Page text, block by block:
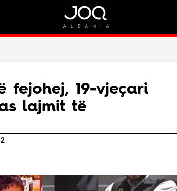
me ne!
Kontakt
fejohej, 19-vjeçari
lajmit të